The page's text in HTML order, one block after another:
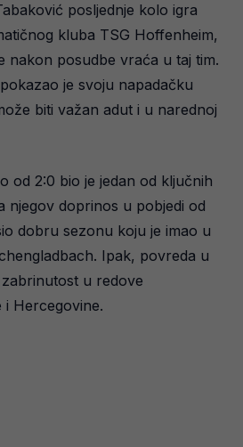
posljednje kolo igra
kluba TSG Hoffenheim,
nakon posudbe vraća u taj tim.
je svoju napadačku
biti važan adut i u narednoj
od 2:0 bio je jedan od ključnih
njegov doprinos u pobjedi od
dobru sezonu koju je imao u
Ipak, povreda u
u redove
i Hercegovine.